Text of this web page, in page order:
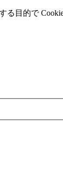
る⽬的で